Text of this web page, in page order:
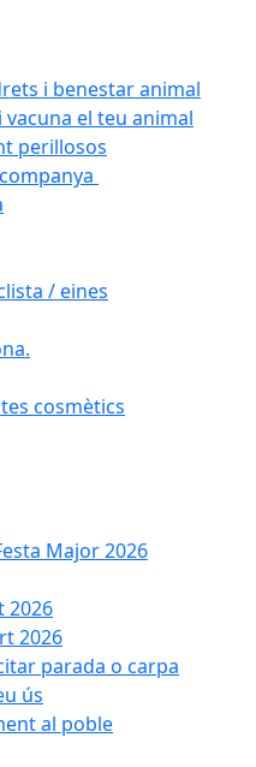
i benestar animal
el teu animal
perillosos
/ eines
cosmètics
Major 2026
2026
2026
parada o carpa
ús
al poble